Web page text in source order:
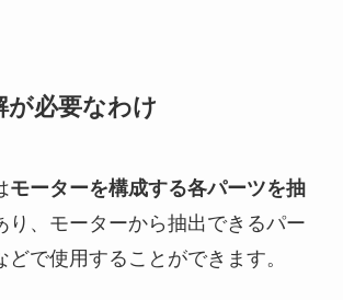
が必要なわけ
モーターを構成する各パーツを抽
り、モーターから抽出できるパー
どで使用することができます。